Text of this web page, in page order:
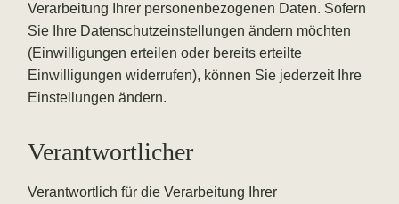
Verarbeitung Ihrer personenbezogenen Daten. Sofern
Sie Ihre Datenschutzeinstellungen ändern möchten
(Einwilligungen erteilen oder bereits erteilte
Einwilligungen widerrufen), können Sie jederzeit Ihre
Einstellungen ändern.
Verantwortlicher
Verantwortlich für die Verarbeitung Ihrer